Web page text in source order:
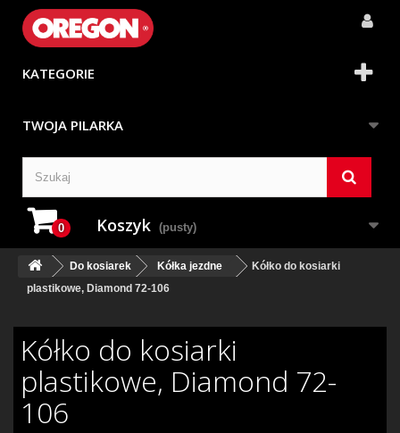
KATEGORIE
TWOJA PILARKA
0 Koszyk (pusty)
Do kosiarek Kółka jezdne
Kółko do kosiarki
plastikowe, Diamond 72-106
Kółko do kosiarki
plastikowe, Diamond 72-
106